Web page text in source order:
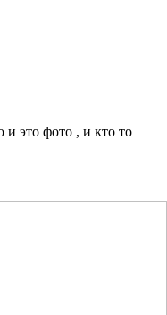
и это фото , и кто то